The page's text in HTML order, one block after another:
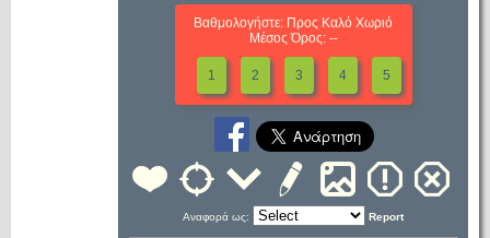
Βαθμολογήστε: Προς Καλό Χωριό
Μέσος Όρος: --
1 2 3 4 5
Αναφορά ως: Report